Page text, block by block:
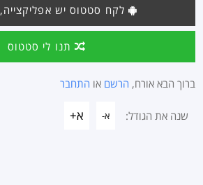
לקח סטטוס יש
תנו לי סטטוס
ברוך הבא אורח, הרשם או התחבר
שנה את הגודל: א- א+